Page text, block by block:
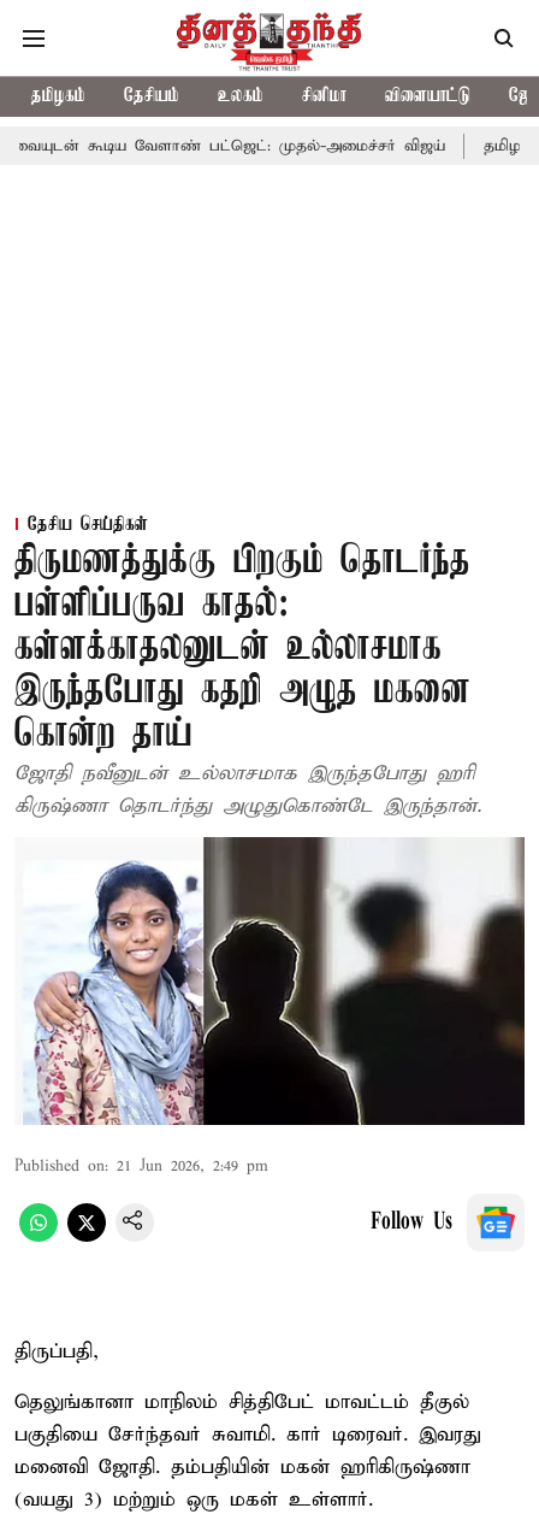
தமிழகம் தேசியம் உலகம் சினிமா விளையாட்டு
வேளாண் பட்ஜெட்: முதல்-அமைச்சர் விஜய் தமிழக
தேசிய செய்திகள்
திருமணத்துக்கு பிறகும் தொடர்ந்த
பள்ளிப்பருவ காதல்:
கள்ளக்காதலனுடன் உல்லாசமாக
இருந்தபோது கதறி அழுத மகனை
கொன்ற தாய்
ஜோதி நவீனுடன் உல்லாசமாக இருந்தபோது ஹரி
கிருஷ்ணா தொடர்ந்து அழுதுகொண்டே இருந்தான்.
Published on: 21 Jun 2026, 2:49 pm
Follow Us
திருப்பதி,
தெலுங்கானா மாநிலம் சித்திபேட் மாவட்டம் தீகுல்
பகுதியை சேர்ந்தவர் சுவாமி. கார் டிரைவர். இவரது
மனைவி ஜோதி. தம்பதியின் மகன் ஹரிகிருஷ்ணா
(வயது 3) மற்றும் ஒரு மகள் உள்ளார்.